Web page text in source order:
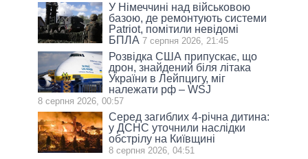
У Німеччині над військовою
базою, де ремонтують системи
Patriot, помітили невідомі
БПЛА 7 серпня 2026, 21:45
Розвідка США припускає, що
дрон, знайдений біля літака
України в Лейпцигу, міг
належати рф – WSJ
8 серпня 2026, 00:57
Серед загиблих 4-річна дитина:
у ДСНС уточнили наслідки
обстрілу на Київщині
8 серпня 2026, 04:51